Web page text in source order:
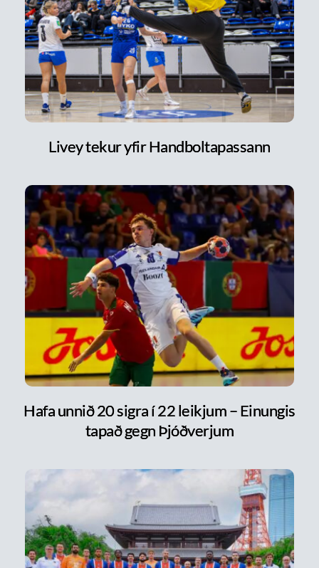
Livey tekur yfir Handboltapassann
Hafa unnið 20 sigra í 22 leikjum – Einungis
tapað gegn Þjóðverjum